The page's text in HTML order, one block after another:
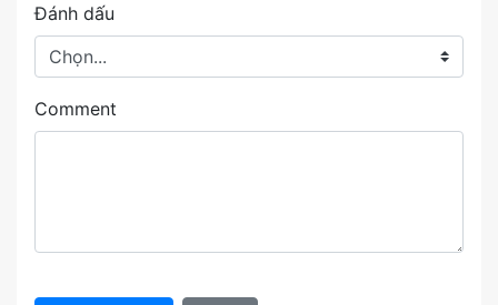
Đánh dấu
Comment